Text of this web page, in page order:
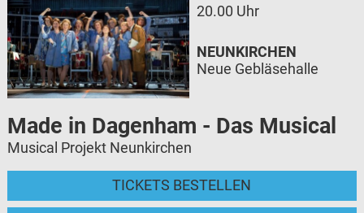
20.00 Uhr
Made in Dagenham - Das Musical
Musical Projekt Neunkirchen
TICKETS BESTELLEN
NEUNKIRCHEN
Neue Gebläsehalle